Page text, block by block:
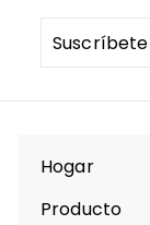
a
nuestra
de
Hogar
Producto
Expandir